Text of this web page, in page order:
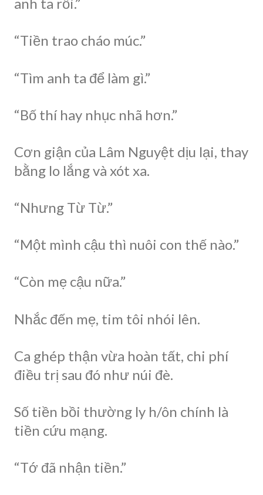
“Tiền trao cháo múc.”
“Tìm anh ta để làm gì.”
“Bố thí hay nhục nhã hơn.”
Cơn giận của Lâm Nguyệt dịu lại, thay
bằng lo lắng và xót xa.
“Nhưng Từ Từ.”
“Một mình cậu thì nuôi con thế nào.”
“Còn mẹ cậu nữa.”
Nhắc đến mẹ, tim tôi nhói lên.
Ca ghép thận vừa hoàn tất, chi phí
điều trị sau đó như núi đè.
Số tiền bồi thường ly h/ôn chính là
tiền cứu mạng.
“Tớ đã nhận tiền.”